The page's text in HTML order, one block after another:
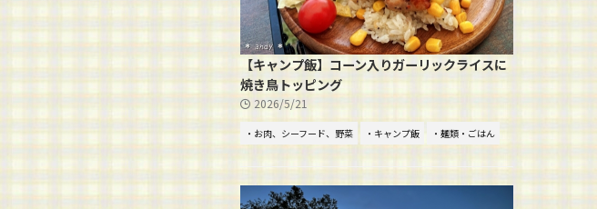
【キャンプ飯】コーン入りガーリックライスに
焼き鳥トッピング
2026/5/21
・お肉、シーフード、野菜 ・キャンプ飯 ・麺類・ごはん